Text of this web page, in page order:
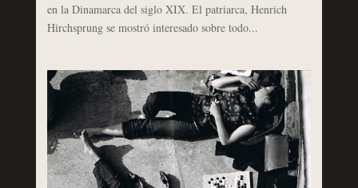
en la Dinamarca del siglo XIX. El patriarca, Henrich
Hirchsprung se mostró interesado sobre todo...